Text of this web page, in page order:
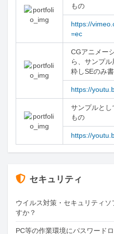
もの
https://
=ec
CGアニメー
ら、サンプ
粋しSEのみ
https://
サンプルとし
もの
https://
セキュリティ
ウイルス対策・セキュリティソ
すか？
PC等の作業環境にパスワード